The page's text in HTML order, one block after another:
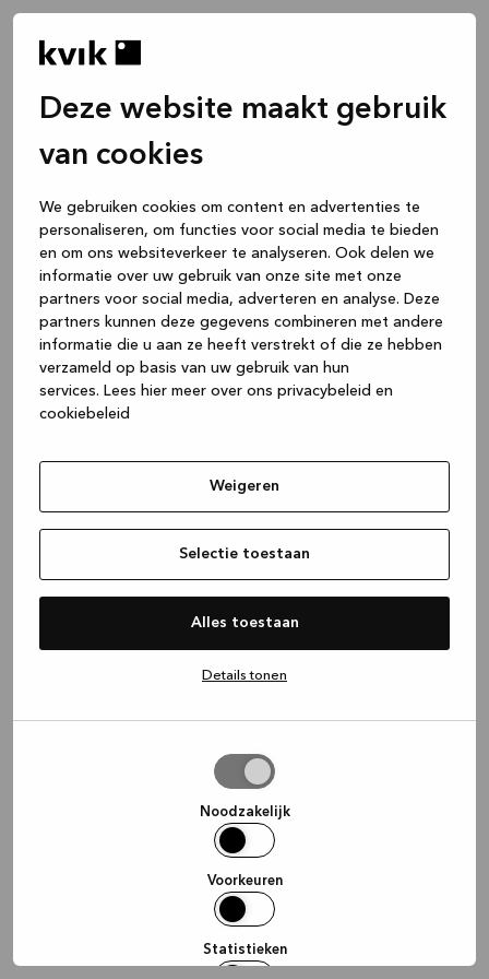
Deze website maakt gebruik
van cookies
We gebruiken cookies om content en advertenties te
personaliseren, om functies voor social media te bieden
en om ons websiteverkeer te analyseren. Ook delen we
informatie over uw gebruik van onze site met onze
partners voor social media, adverteren en analyse. Deze
partners kunnen deze gegevens combineren met andere
informatie die u aan ze heeft verstrekt of die ze hebben
verzameld op basis van uw gebruik van hun
services. Lees hier meer over ons privacybeleid en
cookiebeleid
Weigeren
Selectie toestaan
Alles toestaan
Details tonen
Noodzakelijk
Voorkeuren
Statistieken
(see the browser console for more
information).